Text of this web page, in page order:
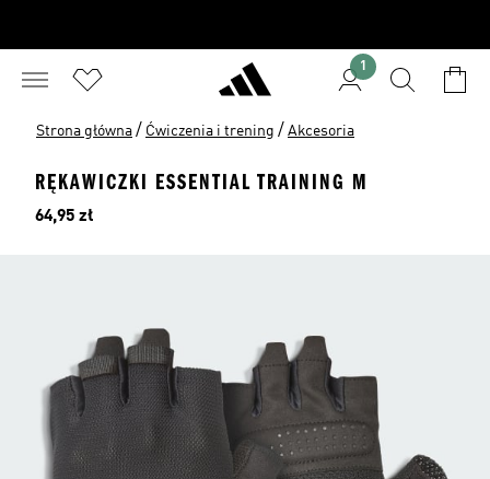
1
Strona główna / Ćwiczenia i trening / Akcesoria
RĘKAWICZKI ESSENTIAL TRAINING M
Cena
64,95 zł